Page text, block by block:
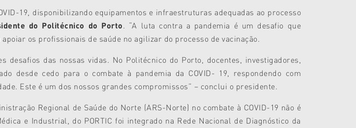
19, disponibilizando equipamentos e infraestruturas adequadas ao processo
do Politécnico do Porto. “A luta contra a pandemia é um desafio que
os profissionais de saúde no agilizar do processo de vacinação.
das nossas vidas. No Politécnico do Porto, docentes, investigadores,
desde cedo para o combate à pandemia da COVID- 19, respondendo com
Este é um dos nossos grandes compromissos” – conclui o presidente.
Regional de Saúde do Norte (ARS-Norte) no combate à COVID-19 não é
e Industrial, do PORTIC foi integrado na Rede Nacional de Diagnóstico da